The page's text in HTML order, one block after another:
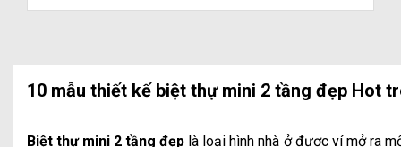
10 mẫu thiết kế biệt thự mini 2 tầng đẹp Hot
Biệt thự mini 2 tầng đẹp là loại hình nhà ở được ví mở ra